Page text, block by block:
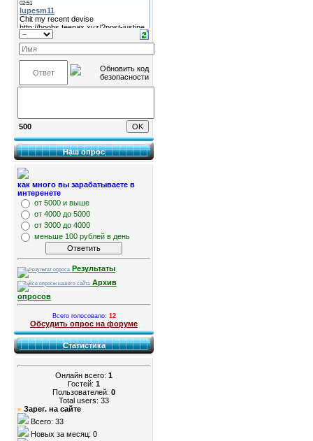
500
Наш опрос
как много вы зарабатываете в
интеренете
от 5000 и выше
от 4000 до 5000
от 3000 до 4000
меньше 100 рублей в день
Результаты
Архив
опросов
Всего голосовало: 12
Обсудить опрос на форуме
Статистика
Онлайн всего: 1
Гостей: 1
Пользователей: 0
Total users: 33
» Зарег. на сайте
Всего: 33
Новых за месяц: 0